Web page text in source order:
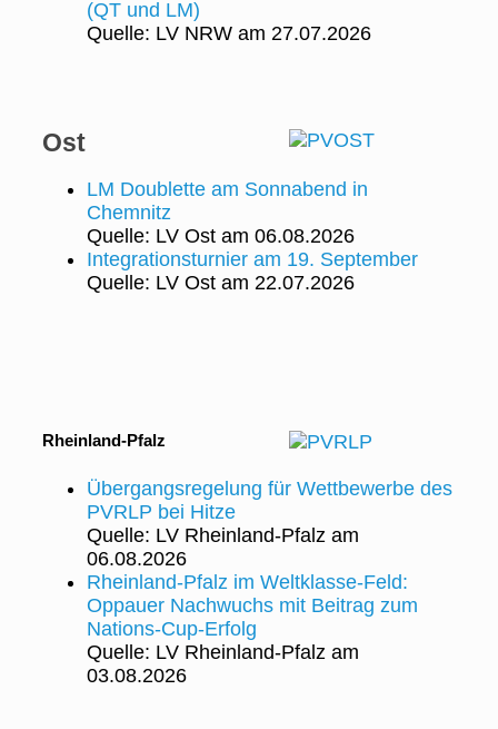
(QT und LM)
Quelle: LV NRW am 27.07.2026
Ost
LM Doublette am Sonnabend in
Chemnitz
Quelle: LV Ost am 06.08.2026
Integrationsturnier am 19. September
Quelle: LV Ost am 22.07.2026
Rheinland-Pfalz
Übergangsregelung für Wettbewerbe des
PVRLP bei Hitze
Quelle: LV Rheinland-Pfalz am
06.08.2026
Rheinland‑Pfalz im Weltklasse‑Feld:
Oppauer Nachwuchs mit Beitrag zum
Nations‑Cup‑Erfolg
Quelle: LV Rheinland-Pfalz am
03.08.2026